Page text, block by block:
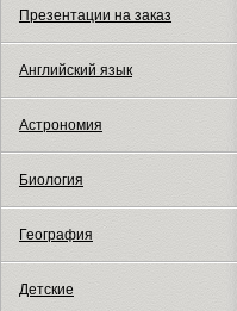
Презентации на заказ
Английский язык
Астрономия
Биология
География
Детские